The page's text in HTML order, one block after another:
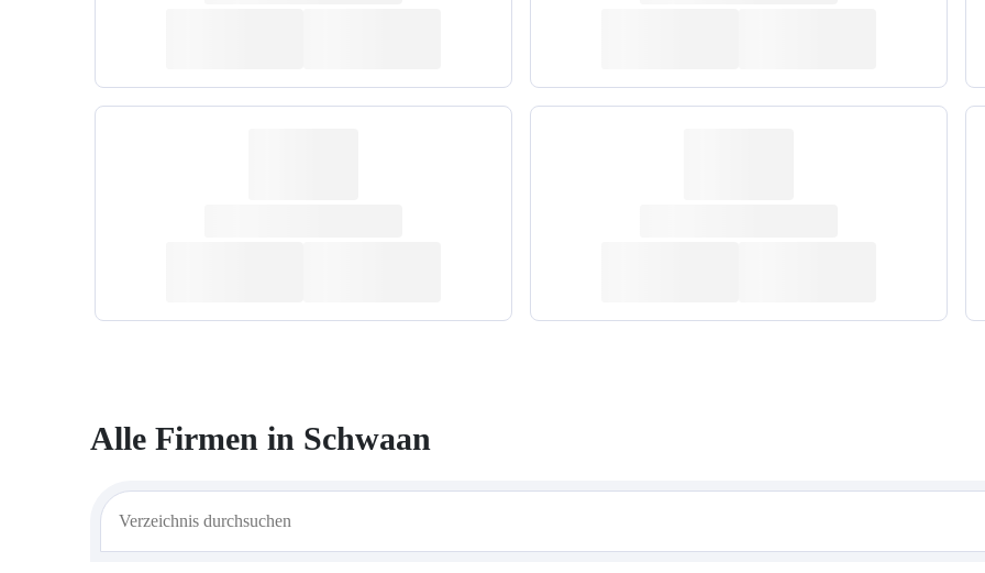
Alle Firmen in Schwaan